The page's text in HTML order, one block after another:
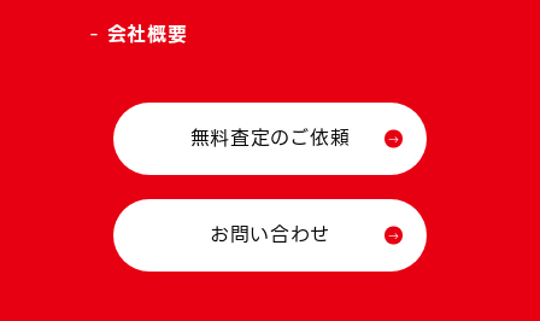
会社概要
無料査定のご依頼
お問い合わせ